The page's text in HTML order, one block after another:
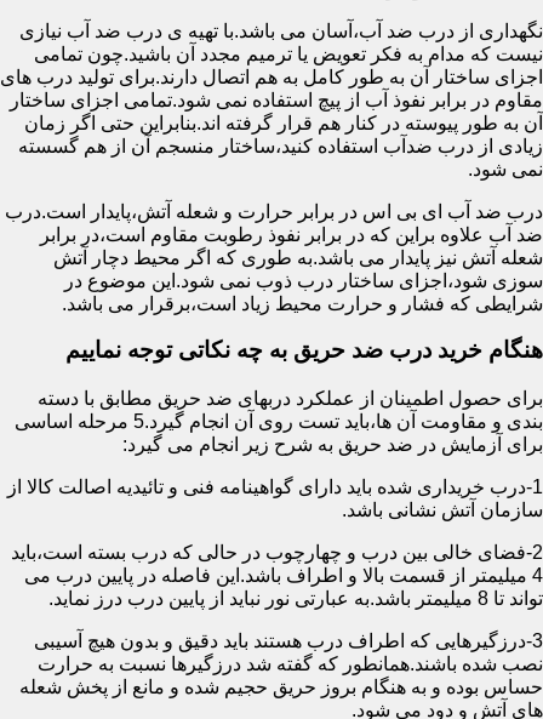
نگهداری از درب ضد آب،آسان می باشد.با تهیه ی درب ضد آب نیازی
نیست که مدام به فکر تعویض یا ترمیم مجدد آن باشید.چون تمامی
اجزای ساختار آن به طور کامل به هم اتصال دارند.برای تولید درب های
مقاوم در برابر نفوذ آب از پیچ استفاده نمی شود.تمامی اجزای ساختار
آن به طور پیوسته در کنار هم قرار گرفته اند.بنابراین حتی اگر زمان
زیادی از درب ضدآب استفاده کنید،ساختار منسجم آن از هم گسسته
نمی شود.
درب ضد آب ای بی اس در برابر حرارت و شعله آتش،پایدار است.درب
ضد آب علاوه براین که در برابر نفوذ رطوبت مقاوم است،در برابر
شعله آتش نیز پایدار می باشد.به طوری که اگر محیط دچار آتش
سوزی شود،اجزای ساختار درب ذوب نمی شود.این موضوع در
شرایطی که فشار و حرارت محیط زیاد است،برقرار می باشد.
هنگام خرید درب ضد حریق به چه نکاتی توجه نماییم
برای حصول اطمینان از عملکرد دربهای ضد حریق مطابق با دسته
بندی و مقاومت آن ها،باید تست روی آن انجام گیرد.5 مرحله اساسی
برای آزمایش در ضد حریق به شرح زیر انجام می گیرد:
1-درب خریداری شده باید دارای گواهینامه فنی و تائیدیه اصالت کالا از
سازمان آتش نشانی باشد.
2-فضای خالی بین درب و چهارچوب در حالی که درب بسته است،باید
4 میلیمتر از قسمت بالا و اطراف باشد.این فاصله در پایین درب می
تواند تا 8 میلیمتر باشد.به عبارتی نور نباید از پایین درب درز نماید.
3-درزگیرهایی که اطراف درب هستند باید دقیق و بدون هیچ آسیبی
نصب شده باشند.همانطور که گفته شد درزگیرها نسبت به حرارت
حساس بوده و به هنگام بروز حریق حجیم شده و مانع از پخش شعله
های آتش و دود می شود.